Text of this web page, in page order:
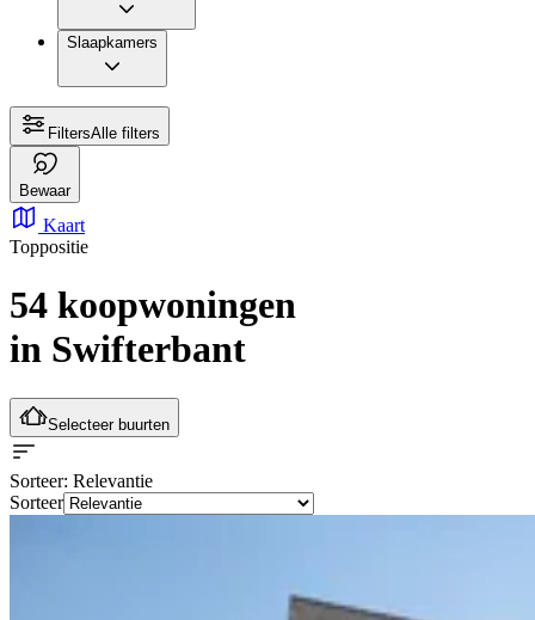
Slaapkamers
FiltersAlle filters
Bewaar
Kaart
Toppositie
54 koopwoningen
in Swifterbant
Selecteer buurten
Sorteer: Relevantie
Sorteer